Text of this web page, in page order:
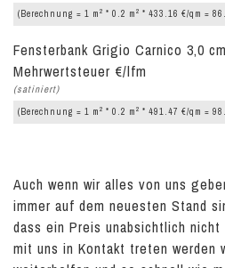
(Berechnung = 1 m 2 * 0.2 m 2 * 433.16 €/qm =
Fensterbank Grigio Carnico 3,0
Mehrwertsteuer €/lfm
(satiniert)
(Berechnung = 1 m 2 * 0.2 m 2 * 491.47 €/qm =
Auch wenn wir alles von uns
immer auf dem neuesten Stand
dass ein Preis unabsichtlich
mit uns in Kontakt treten werden